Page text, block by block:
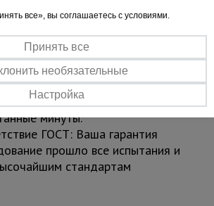
сохраняет профессиональный
лет интенсивной эксплуатации.
экономящая ваше время
без инструментов: Интуитивная
трубу» и надежные флажковые
собрать вышку силами одного
минуты.
ГОСТ: Ваша гарантия
прошло все испытания и
стандартам
все», вы соглашаетесь с условиями.
Принять все
необязательные
Настройка